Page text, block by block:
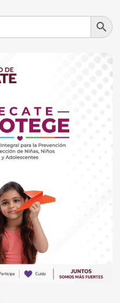
Search